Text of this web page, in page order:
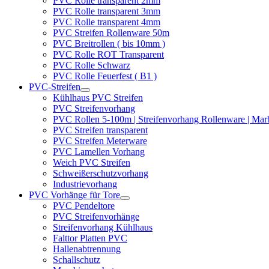
PVC Rolle transparent 3mm
PVC Rolle transparent 4mm
PVC Streifen Rollenware 50m
PVC Breitrollen ( bis 10mm )
PVC Rolle ROT Transparent
PVC Rolle Schwarz
PVC Rolle Feuerfest ( B1 )
PVC-Streifen
Kühlhaus PVC Streifen
PVC Streifenvorhang
PVC Rollen 5-100m | Streifenvorhang Rollenware |
PVC Streifen transparent
PVC Streifen Meterware
PVC Lamellen Vorhang
Weich PVC Streifen
Schweißerschutzvorhang
Industrievorhang
PVC Vorhänge für Tore
PVC Pendeltore
PVC Streifenvorhänge
Streifenvorhang Kühlhaus
Falttor Platten PVC
Hallenabtrennung
Schallschutz